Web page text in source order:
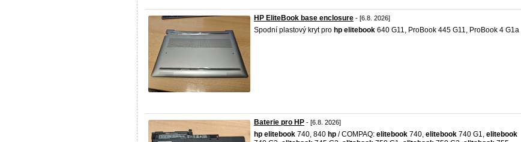
HP EliteBook base enclosure - [6.8. 2026]
Spodní plastový kryt pro hp elitebook 640 G11, ProBook 445 G11, ProBook 4 G1a
Baterie pro HP - [6.8. 2026]
hp elitebook 740, 840 hp / COMPAQ: elitebook 740, elitebook 740 G1, elitebook